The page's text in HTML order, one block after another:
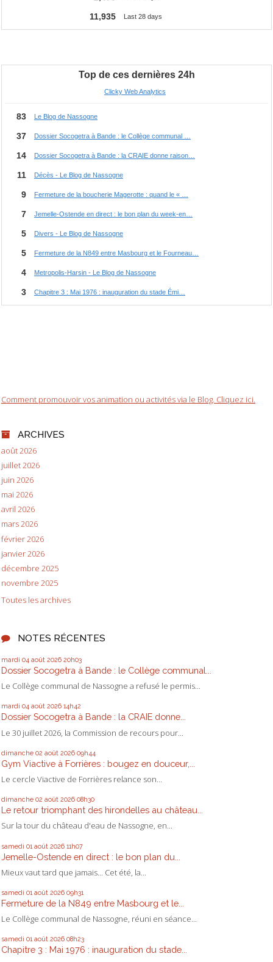
Comment promouvoir vos animation ou activités via le Blog. Cliquez ici.
ARCHIVES
août 2026
juillet 2026
juin 2026
mai 2026
avril 2026
mars 2026
février 2026
janvier 2026
décembre 2025
novembre 2025
Toutes les archives
NOTES RÉCENTES
mardi 04 août 2026 20h03
Dossier Socogetra à Bande : le Collège communal...
Le Collège communal de Nassogne a refusé le permis...
mardi 04 août 2026 14h42
Dossier Socogetra à Bande : la CRAIE donne...
Le 30 juillet 2026, la Commission de recours pour...
dimanche 02 août 2026 09h44
Gym Viactive à Forrières : bougez en douceur,...
Le cercle Viactive de Forrières relance son...
dimanche 02 août 2026 08h30
Le retour triomphant des hirondelles au château...
Sur la tour du château d'eau de Nassogne, en...
samedi 01 août 2026 11h07
Jemelle-Ostende en direct : le bon plan du...
Mieux vaut tard que jamais... Cet été, la...
samedi 01 août 2026 09h31
Fermeture de la N849 entre Masbourg et le...
Le Collège communal de Nassogne, réuni en séance...
samedi 01 août 2026 08h23
Chapitre 3 : Mai 1976 : inauguration du stade...